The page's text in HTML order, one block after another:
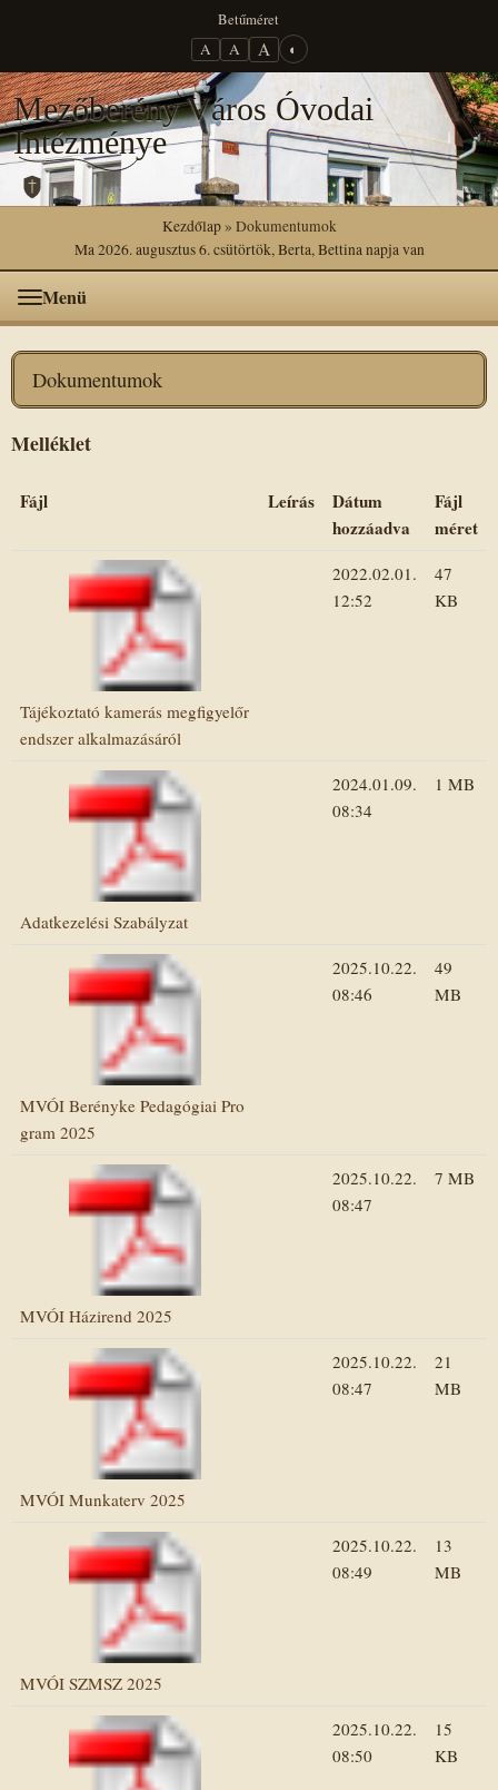
Betűméret
A
A A ◐
Mezőberény Város Óvodai
Intézménye
Kezdőlap» Dokumentumok
Ma 2026. augusztus 6. csütörtök, Berta, Bettina napja van
Menü
Dokumentumok
Melléklet
Fájl Leírás
Dátum
hozzáadva
Fájl
méret
Tájékoztató kamerás megfigyelőr
endszer alkalmazásáról
2022.02.01.
12:52
47
KB
Adatkezelési Szabályzat
2024.01.09.
08:34
1 MB
MVÓI Berényke Pedagógiai Pro
gram 2025
2025.10.22.
08:46
49
MB
MVÓI Házirend 2025
2025.10.22.
08:47
7 MB
MVÓI Munkaterv 2025
2025.10.22.
08:47
21
MB
MVÓI SZMSZ 2025
2025.10.22.
08:49
13
MB
2025.10.22.
08:50
15
KB